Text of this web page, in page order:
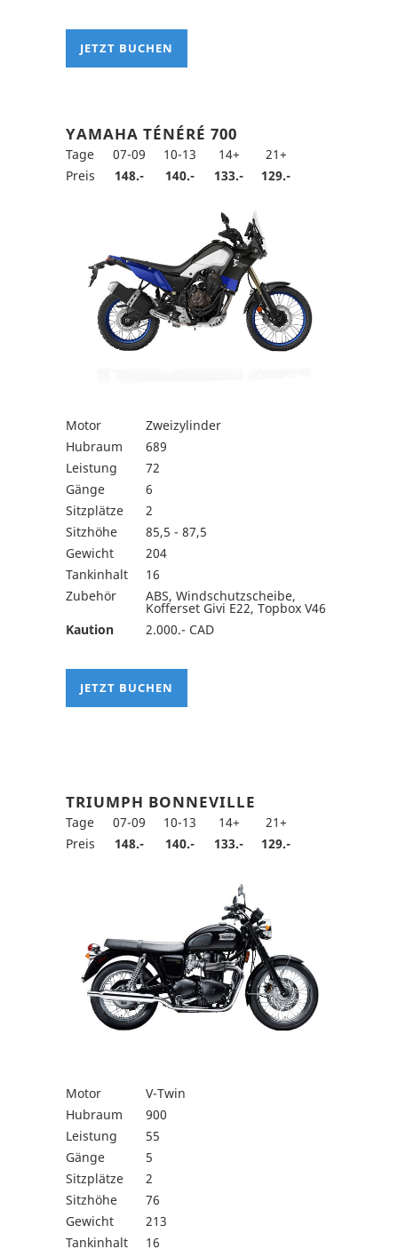
JETZT BUCHEN
YAMAHA TÉNÉRÉ 700
Tage 07-09 10-13 14+
21+
Preis
148.- 140.- 133.- 129.-
Motor
Zweizylinder
Hubraum
689
Leistung
72
Gänge
6
Sitzplätze
2
Sitzhöhe
85,5 - 87,5
Gewicht
204
Tankinhalt
16
Zubehör
ABS, Windschutzscheibe,
Kofferset Givi E22, Topbox V46
Kaution
2.000.- CAD
JETZT BUCHEN
TRIUMPH BONNEVILLE
Tage 07-09 10-13 14+
21+
Preis
148.- 140.- 133.- 129.-
Motor
V-Twin
Hubraum
900
Leistung
55
Gänge
5
Sitzplätze
2
Sitzhöhe
76
Gewicht
213
Tankinhalt
16